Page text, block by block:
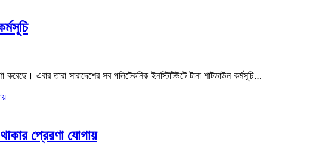
এবার তারা সারাদেশের সব পলিটেকনিক ইনস্টিটিউটে টানা শাটডাউন কর্মসূচি…
প্রেরণা যোগায়